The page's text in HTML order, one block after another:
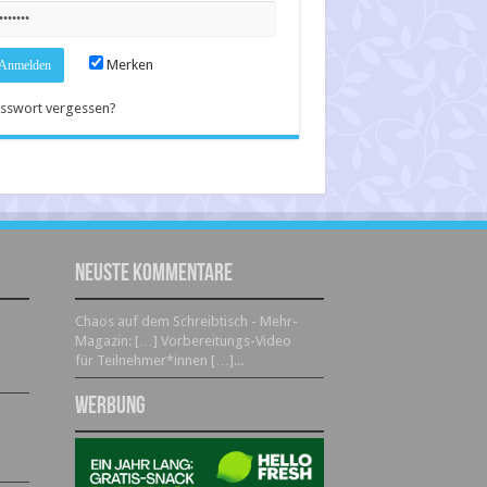
Merken
vergessen?
Neuste Kommentare
Chaos auf dem Schreibtisch - Mehr-
Magazin: […] Vorbereitungs-Video
für Teilnehmer*innen […]...
Werbung